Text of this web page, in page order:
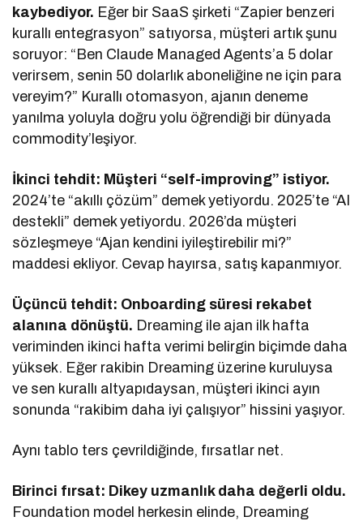
kaybediyor. Eğer bir SaaS şirketi “Zapier benzeri
kurallı entegrasyon” satıyorsa, müşteri artık şunu
soruyor: “Ben Claude Managed Agents’a 5 dolar
verirsem, senin 50 dolarlık aboneliğine ne için para
vereyim?” Kurallı otomasyon, ajanın deneme
yanılma yoluyla doğru yolu öğrendiği bir dünyada
commodity’leşiyor.
İkinci tehdit: Müşteri “self-improving” istiyor.
2024’te “akıllı çözüm” demek yetiyordu. 2025’te “AI
destekli” demek yetiyordu. 2026’da müşteri
sözleşmeye “Ajan kendini iyileştirebilir mi?”
maddesi ekliyor. Cevap hayırsa, satış kapanmıyor.
Üçüncü tehdit: Onboarding süresi rekabet
alanına dönüştü. Dreaming ile ajan ilk hafta
veriminden ikinci hafta verimi belirgin biçimde daha
yüksek. Eğer rakibin Dreaming üzerine kuruluysa
ve sen kurallı altyapıdaysan, müşteri ikinci ayın
sonunda “rakibim daha iyi çalışıyor” hissini yaşıyor.
Aynı tablo ters çevrildiğinde, fırsatlar net.
Birinci fırsat: Dikey uzmanlık daha değerli oldu.
Foundation model herkesin elinde, Dreaming